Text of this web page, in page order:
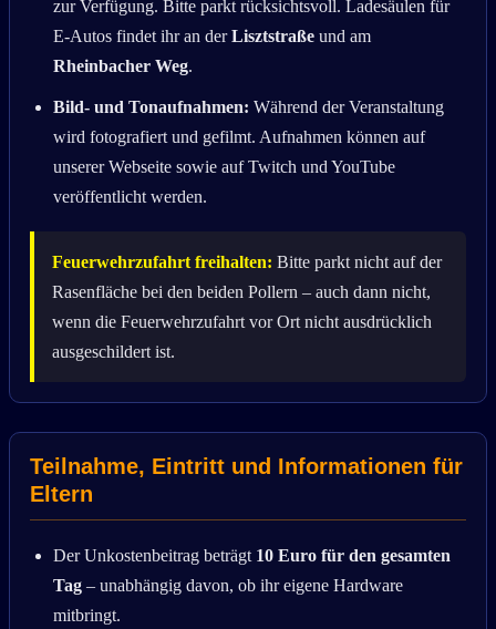
zur Verfügung. Bitte parkt rücksichtsvoll. Ladesäulen für
E-Autos findet ihr an derLisztstraßeund am
Rheinbacher Weg.
Bild- und Tonaufnahmen: Während der Veranstaltung
wird fotografiert und gefilmt. Aufnahmen können auf
unserer Webseite sowie auf Twitch und YouTube
veröffentlicht werden.
Feuerwehrzufahrt freihalten: Bitte parkt nicht auf der
Rasenfläche bei den beiden Pollern – auch dann nicht,
wenn die Feuerwehrzufahrt vor Ort nicht ausdrücklich
ausgeschildert ist.
Teilnahme, Eintritt und Informationen für
Eltern
Der Unkostenbeitrag beträgt 10 Euro für den gesamten
Tag– unabhängig davon, ob ihr eigene Hardware
mitbringt.